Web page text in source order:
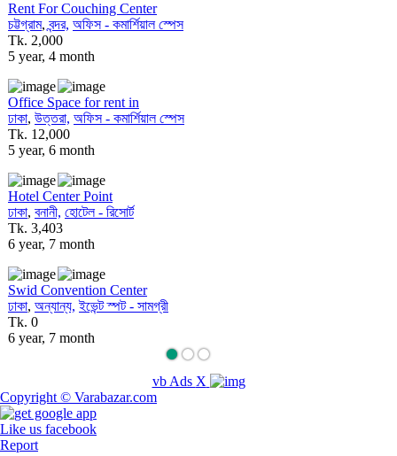
Rent For Couching Center
চট্টগ্রাম, বন্দর, অফিস - কমার্শিয়াল স্পেস
Tk. 2,000
5 year, 4 month
Office Space for rent in
ঢাকা, উত্তরা, অফিস - কমার্শিয়াল স্পেস
Tk. 12,000
5 year, 6 month
Hotel Center Point
ঢাকা, বনানী, হোটেল - রিসোর্ট
Tk. 3,403
6 year, 7 month
Swid Convention Center
ঢাকা, অন্যান্য, ইভেন্ট স্পট - সামগ্রী
Tk. 0
6 year, 7 month
vb Ads X
Copyright © Varabazar.com
Like us facebook
Report